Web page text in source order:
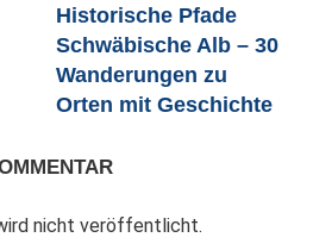
Historische Pfade
Schwäbische Alb – 30
Wanderungen zu
Orten mit Geschichte
nicht veröffentlicht.